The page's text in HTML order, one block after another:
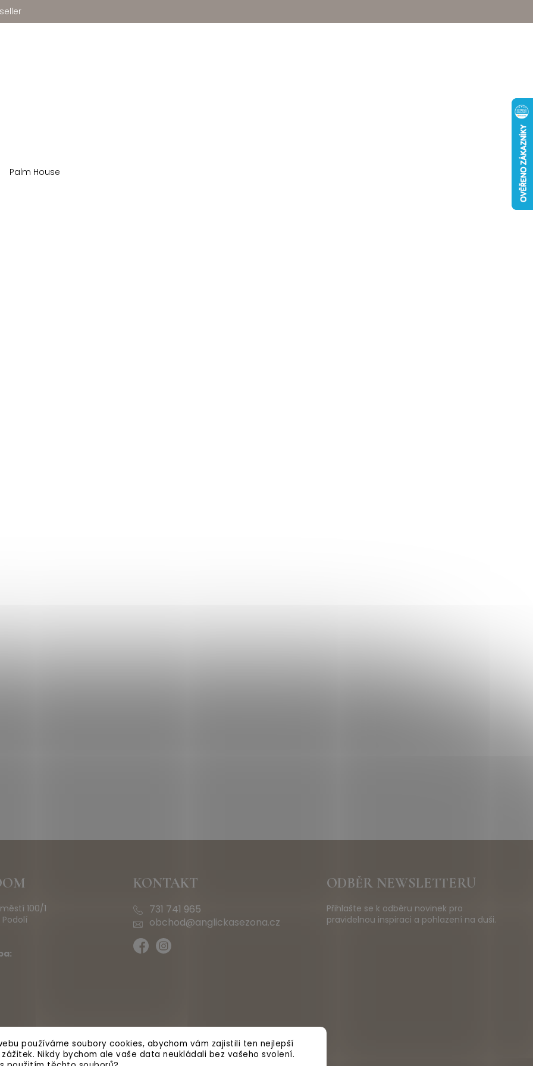
používáme soubory cookies, abychom vám zajistili ten nejlepší
Nikdy bychom ale vaše data neukládali bez vašeho svolení.
Palm House
100/1
KONTAKT
731 741 965
obchod@anglickasezona.cz
ODBĚR NEWSLETTERU
Přihlašte se k odběru novinek pro
pravidelnou inspiraci a pohlazení na duši.